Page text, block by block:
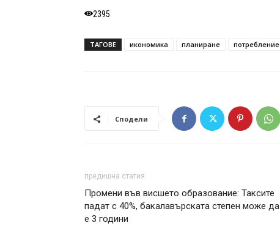
2395
ТАГОВЕ икономика планиране потребление
Сподели
предишна статия
Промени във висшето образование: Таксите
падат с 40%, бакалавърската степен може да
е 3 години